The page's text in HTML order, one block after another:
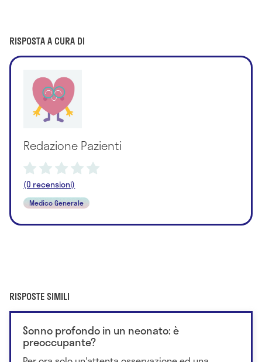
RISPOSTA A CURA DI
Redazione Pazienti
(0 recensioni)
Medico Generale
RISPOSTE SIMILI
Sonno profondo in un neonato: è
preoccupante?